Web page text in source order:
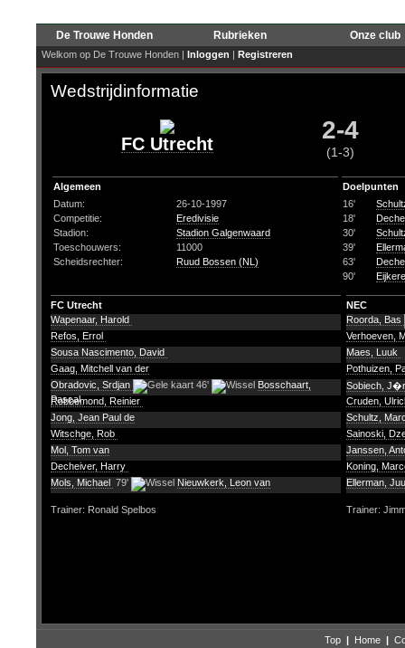
De Trouwe Honden Rubrieken Onze club
Welkom op De Trouwe Honden | Inloggen | Registreren
Wedstrijdinformatie
FC Utrecht 2-4
(1-3)
Algemeen
Datum:
26-10-1997
Competitie:
Eredivisie
Stadion:
Stadion Galgenwaard
Toeschouwers:
11000
Scheidsrechter:
Ruud Bossen (NL)
Doelpunten
16'
18'
30'
39'
63'
90'
FC Utrecht
NEC
Wapenaar, Harold
Refos, Errol
Sousa Nascimento, David
Gaag, Mitchell van der
Obradovic, Srdjan
46'
Bosschaart,
Pascal
Robbemond, Reinier
Jong, Jean Paul de
Witschge, Rob
Mol, Tom van
Decheiver, Harry
Mols, Michael 79' Nieuwkerk, Leon van
Roorda, Bas
Verhoeven,
Maes, Luuk
Pothuizen,
Sobiech,
Cruden,
Schultz,
Sainoski,
Janssen,
Koning,
Ellerman,
Trainer: Ronald Spelbos Trainer:
Top | Home |